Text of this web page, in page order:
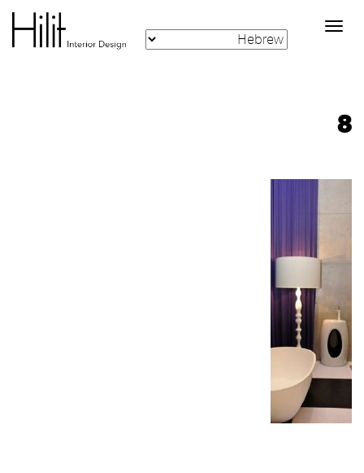
Toggle
navigation
8